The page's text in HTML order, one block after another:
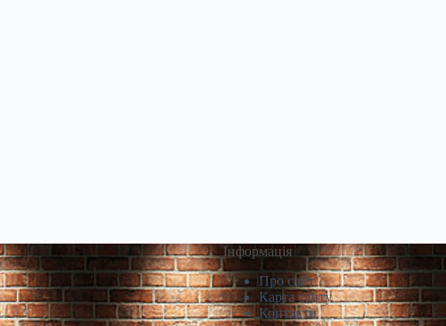
Інформація
Про сайт
Карта сайту
Контакти